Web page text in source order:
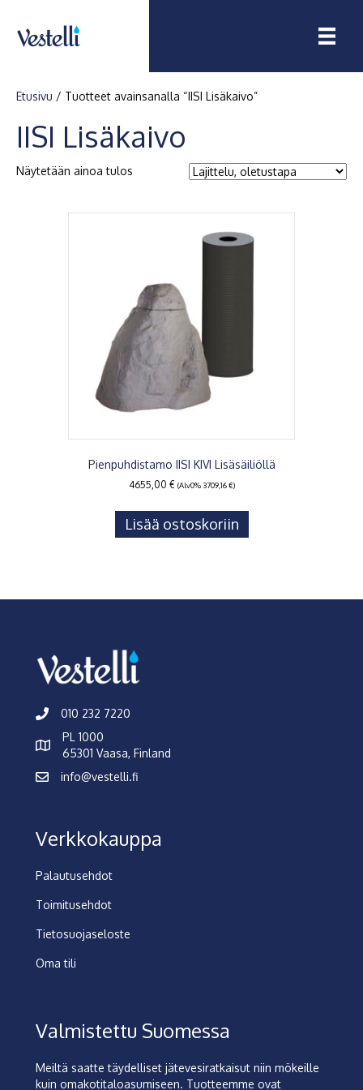
Etusivu / Tuotteet avainsanalla “IISI Lisäkaivo”
IISI Lisäkaivo
Näytetään ainoa tulos
Pienpuhdistamo IISI KIVI Lisäsäiliöllä
4655,00 € (Alv0% 3709,16€)
Lisää ostoskoriin
010 232 7220
PL 1000
65301 Vaasa, Finland
info@vestelli.fi
Verkkokauppa
Palautusehdot
Toimitusehdot
Tietosuojaseloste
Oma tili
Valmistettu Suomessa
Meiltä saatte täydelliset jätevesiratkaisut niin mökeille
kuin omakotitaloasumiseen. Tuotteemme ovat